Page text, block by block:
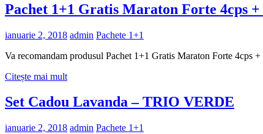
Pachet 1+1 Gratis Maraton Forte 4cps
ianuarie 2, 2018 admin Pachete 1+1
Va recomandam produsul Pachet 1+1 Gratis Maraton Forte
Citește mai mult
Set Cadou Lavanda – TRIO VERDE
ianuarie 2, 2018 admin Pachete 1+1